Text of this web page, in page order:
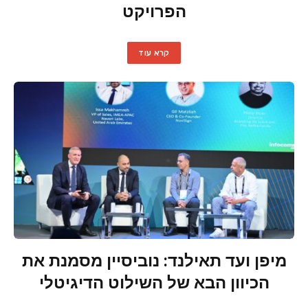
הפרויקט
קרא עוד
מיפן ועד תאילנד: נוביסיין מסמנת את
הכיוון הבא של השילוט הדיגיטלי